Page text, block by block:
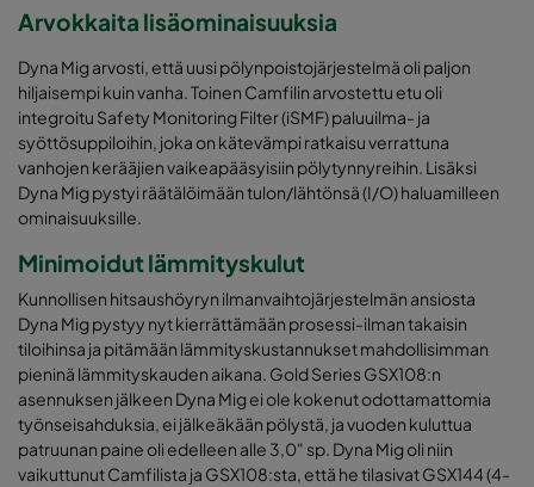
Arvokkaita lisäominaisuuksia
Dyna Mig arvosti, että uusi pölynpoistojärjestelmä oli paljon
hiljaisempi kuin vanha. Toinen Camfilin arvostettu etu oli
integroitu Safety Monitoring Filter (iSMF) paluuilma- ja
syöttösuppiloihin, joka on kätevämpi ratkaisu verrattuna
vanhojen kerääjien vaikeapääsyisiin pölytynnyreihin. Lisäksi
Dyna Mig pystyi räätälöimään tulon/lähtönsä (I/O) haluamilleen
ominaisuuksille.
Minimoidut lämmityskulut
Kunnollisen hitsaushöyryn ilmanvaihtojärjestelmän ansiosta
Dyna Mig pystyy nyt kierrättämään prosessi-ilman takaisin
tiloihinsa ja pitämään lämmityskustannukset mahdollisimman
pieninä lämmityskauden aikana. Gold Series GSX108:n
asennuksen jälkeen Dyna Mig ei ole kokenut odottamattomia
työnseisahduksia, ei jälkeäkään pölystä, ja vuoden kuluttua
patruunan paine oli edelleen alle 3,0" sp. Dyna Mig oli niin
vaikuttunut Camfilista ja GSX108:sta, että he tilasivat GSX144 (4-